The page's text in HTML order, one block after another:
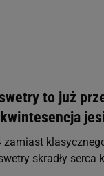
to już
zamiast
skradły serca